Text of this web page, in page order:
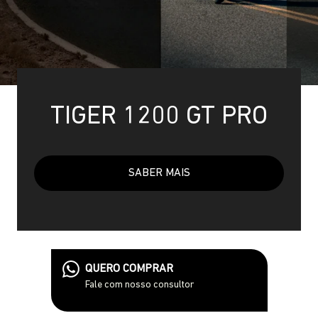
TIGER 1200 GT PRO
SABER MAIS
QUERO COMPRAR
Fale com nosso consultor